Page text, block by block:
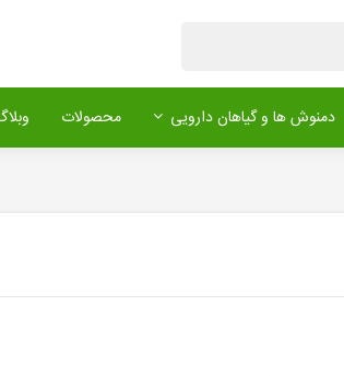
دمنوش ها و گیاهان دارویی محصولات